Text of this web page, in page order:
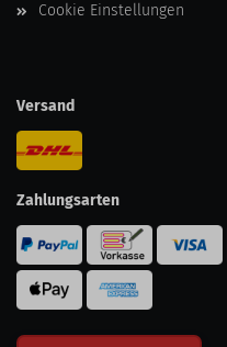
Cookie Einstellungen
Versand
Zahlungsarten